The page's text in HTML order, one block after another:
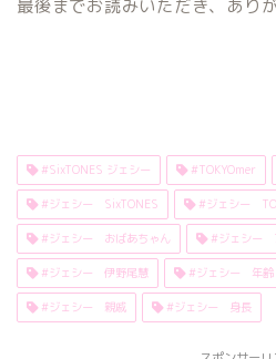
最後までお読みいただき、あり
#SixTONES ジェシー #TOKYOmer
#ジェシー SixTONES #ジェシー
#ジェシー おばあちゃん #ジェシー
#ジェシー 伊野尾慧 #ジェシー 年齢
#ジェシー 親戚 #ジェシー 身長